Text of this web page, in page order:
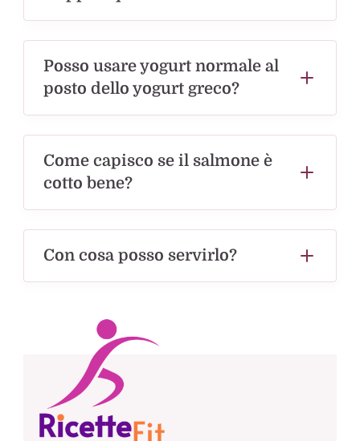
Posso usare yogurt normale al
posto dello yogurt greco?
Come capisco se il salmone è
cotto bene?
Con cosa posso servirlo?